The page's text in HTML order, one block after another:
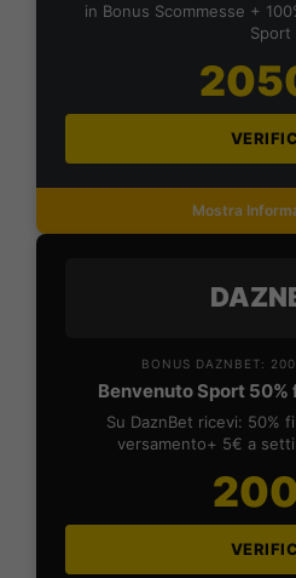
in Bonus Scommesse +
Sport
Mostra
BONUS DAZNBET:
Benvenuto Sport 50%
Su DaznBet ricevi: 50%
versamento+ 5€ a